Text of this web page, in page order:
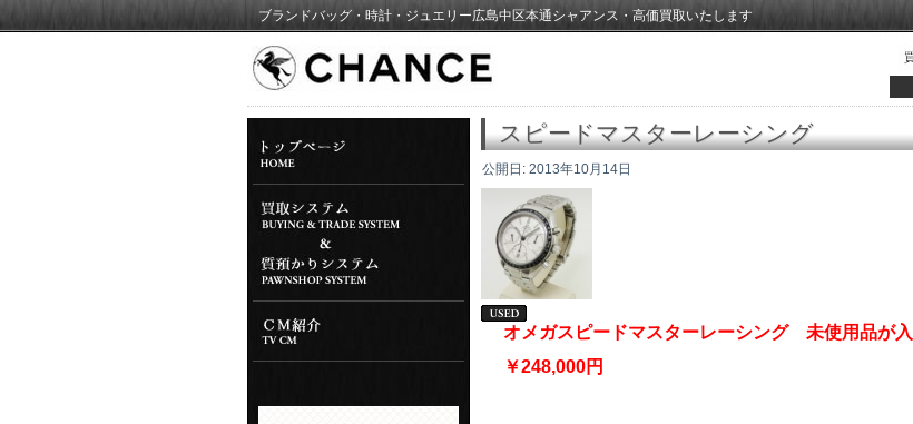
ブランドバッグ・時計・ジュエリー広島中区本通シャアンス・高価買取いたします
スピードマスターレーシング
公開日: 2013年10月14日
オメガスピードマスターレーシング 未使用品が
￥248,000円